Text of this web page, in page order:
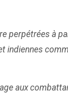
perpétrées à
aux